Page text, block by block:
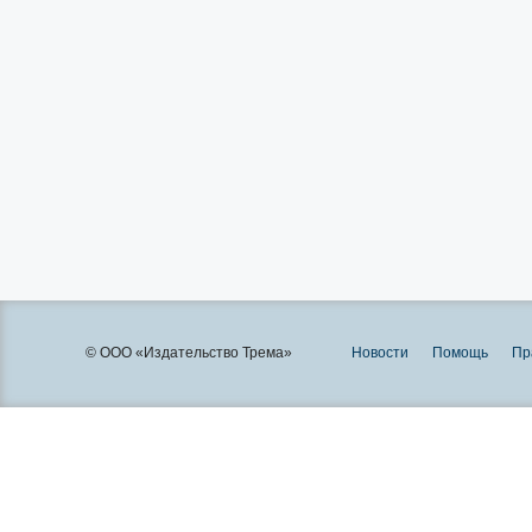
© ООО «Издательство Трема» Новости Помощь